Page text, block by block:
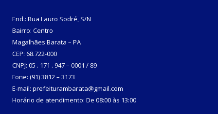
End.: Rua Lauro Sodré, S/N
Bairro: Centro
Magalhães Barata – PA
CEP: 68.722-000
CNPJ: 05 . 171 . 947 – 0001 / 89
Fone: (91) 3812 – 3173
E-mail: prefeiturambarata@gmail.com
Horário de atendimento: De 08:00 às 13:00